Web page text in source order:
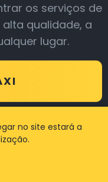
os serviços de
qualidade, a
lugar.
no site estará a